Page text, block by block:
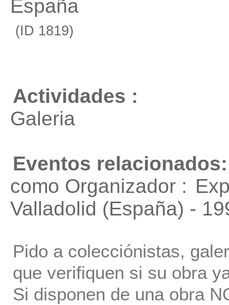
España
(ID 1819)
Actividades :
Galeria
Eventos relacionados:
como Organizador :
Valladolid (España) -
Pido a colecciónistas,
que verifiquen si su obra
Si disponen de una obra